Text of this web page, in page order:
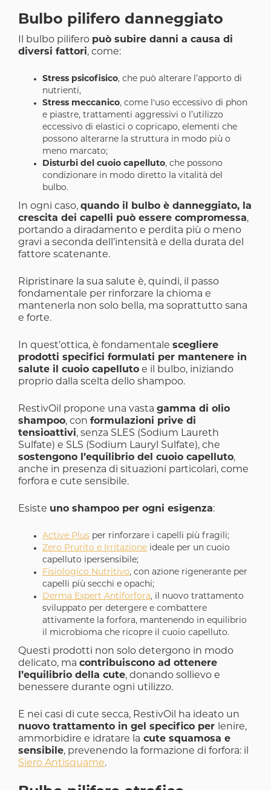
Bulbo pilifero danneggiato
Il bulbo pilifero può subire danni a causa di
diversi fattori, come:
Stress psicofisico, che può alterare l’apporto di
nutrienti,
Stress meccanico, come l'uso eccessivo di phon
e piastre, trattamenti aggressivi o l’utilizzo
eccessivo di elastici o copricapo, elementi che
possono alterarne la struttura in modo più o
meno marcato;
Disturbi del cuoio capelluto, che possono
condizionare in modo diretto la vitalità del
bulbo.
In ogni caso, quando il bulbo è danneggiato, la
crescita dei capelli può essere compromessa,
portando a diradamento e perdita più o meno
gravi a seconda dell’intensità e della durata del
fattore scatenante.
Ripristinare la sua salute è, quindi, il passo
fondamentale per rinforzare la chioma e
mantenerla non solo bella, ma soprattutto sana
e forte.
In quest’ottica, è fondamentale scegliere
prodotti specifici formulati per mantenere in
salute il cuoio capelluto e il bulbo, iniziando
proprio dalla scelta dello shampoo.
RestivOil propone una vasta gamma di olio
shampoo, con formulazioni prive di
tensioattivi, senza SLES (Sodium Laureth
Sulfate) e SLS (Sodium Lauryl Sulfate), che
sostengono l’equilibrio del cuoio capelluto,
anche in presenza di situazioni particolari, come
forfora e cute sensibile.
Esiste uno shampoo per ogni esigenza:
Active Plus per rinforzare i capelli più fragili;
Zero Prurito e Irritazione ideale per un cuoio
capelluto ipersensibile;
Fisiologico Nutritivo, con azione rigenerante per
capelli più secchi e opachi;
Derma Expert Antiforfora, il nuovo trattamento
sviluppato per detergere e combattere
attivamente la forfora, mantenendo in equilibrio
il microbioma che ricopre il cuoio capelluto.
Questi prodotti non solo detergono in modo
delicato, ma contribuiscono ad ottenere
l’equilibrio della cute, donando sollievo e
benessere durante ogni utilizzo.
E nei casi di cute secca, RestivOil ha ideato un
nuovo trattamento in gel specifico per lenire,
ammorbidire e idratare la cute squamosa e
sensibile, prevenendo la formazione di forfora: il
Siero Antisquame.